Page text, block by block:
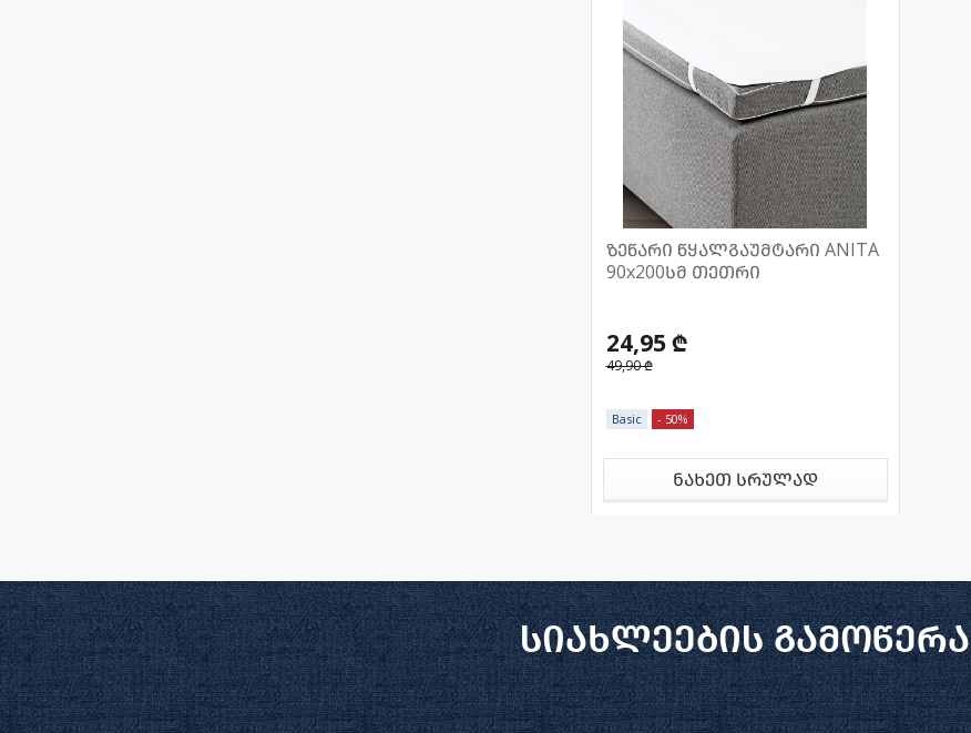
ზეწარი წყალგაუმტარი ANITA
90x200სმ თეთრი
24,95 ₾
49,90 ₾
Basic - 50%
ნახეთ სრულად
სიახლეების გამოწერა